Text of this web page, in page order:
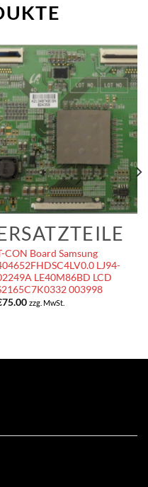
CON Board Samsung
LJ94-
LE40M86BD LCD
003998
75.00 zzg. MwSt.